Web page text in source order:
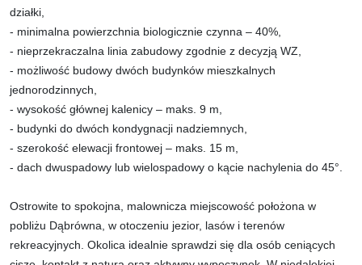
działki,
- minimalna powierzchnia biologicznie czynna – 40%,
- nieprzekraczalna linia zabudowy zgodnie z decyzją WZ,
- możliwość budowy dwóch budynków mieszkalnych
jednorodzinnych,
- wysokość głównej kalenicy – maks. 9 m,
- budynki do dwóch kondygnacji nadziemnych,
- szerokość elewacji frontowej – maks. 15 m,
- dach dwuspadowy lub wielospadowy o kącie nachylenia do 45°.
Ostrowite to spokojna, malownicza miejscowość położona w
pobliżu Dąbrówna, w otoczeniu jezior, lasów i terenów
rekreacyjnych. Okolica idealnie sprawdzi się dla osób ceniących